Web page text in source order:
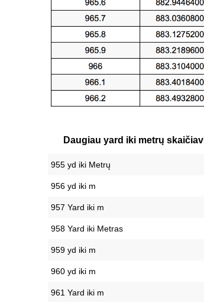
Daugiau yard iki metrų
955 yd iki Metrų
956 yd iki m
957 Yard iki m
958 Yard iki Metras
959 yd iki m
960 yd iki m
961 Yard iki m